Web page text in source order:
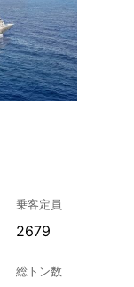
乗客定員
2679
総トン数